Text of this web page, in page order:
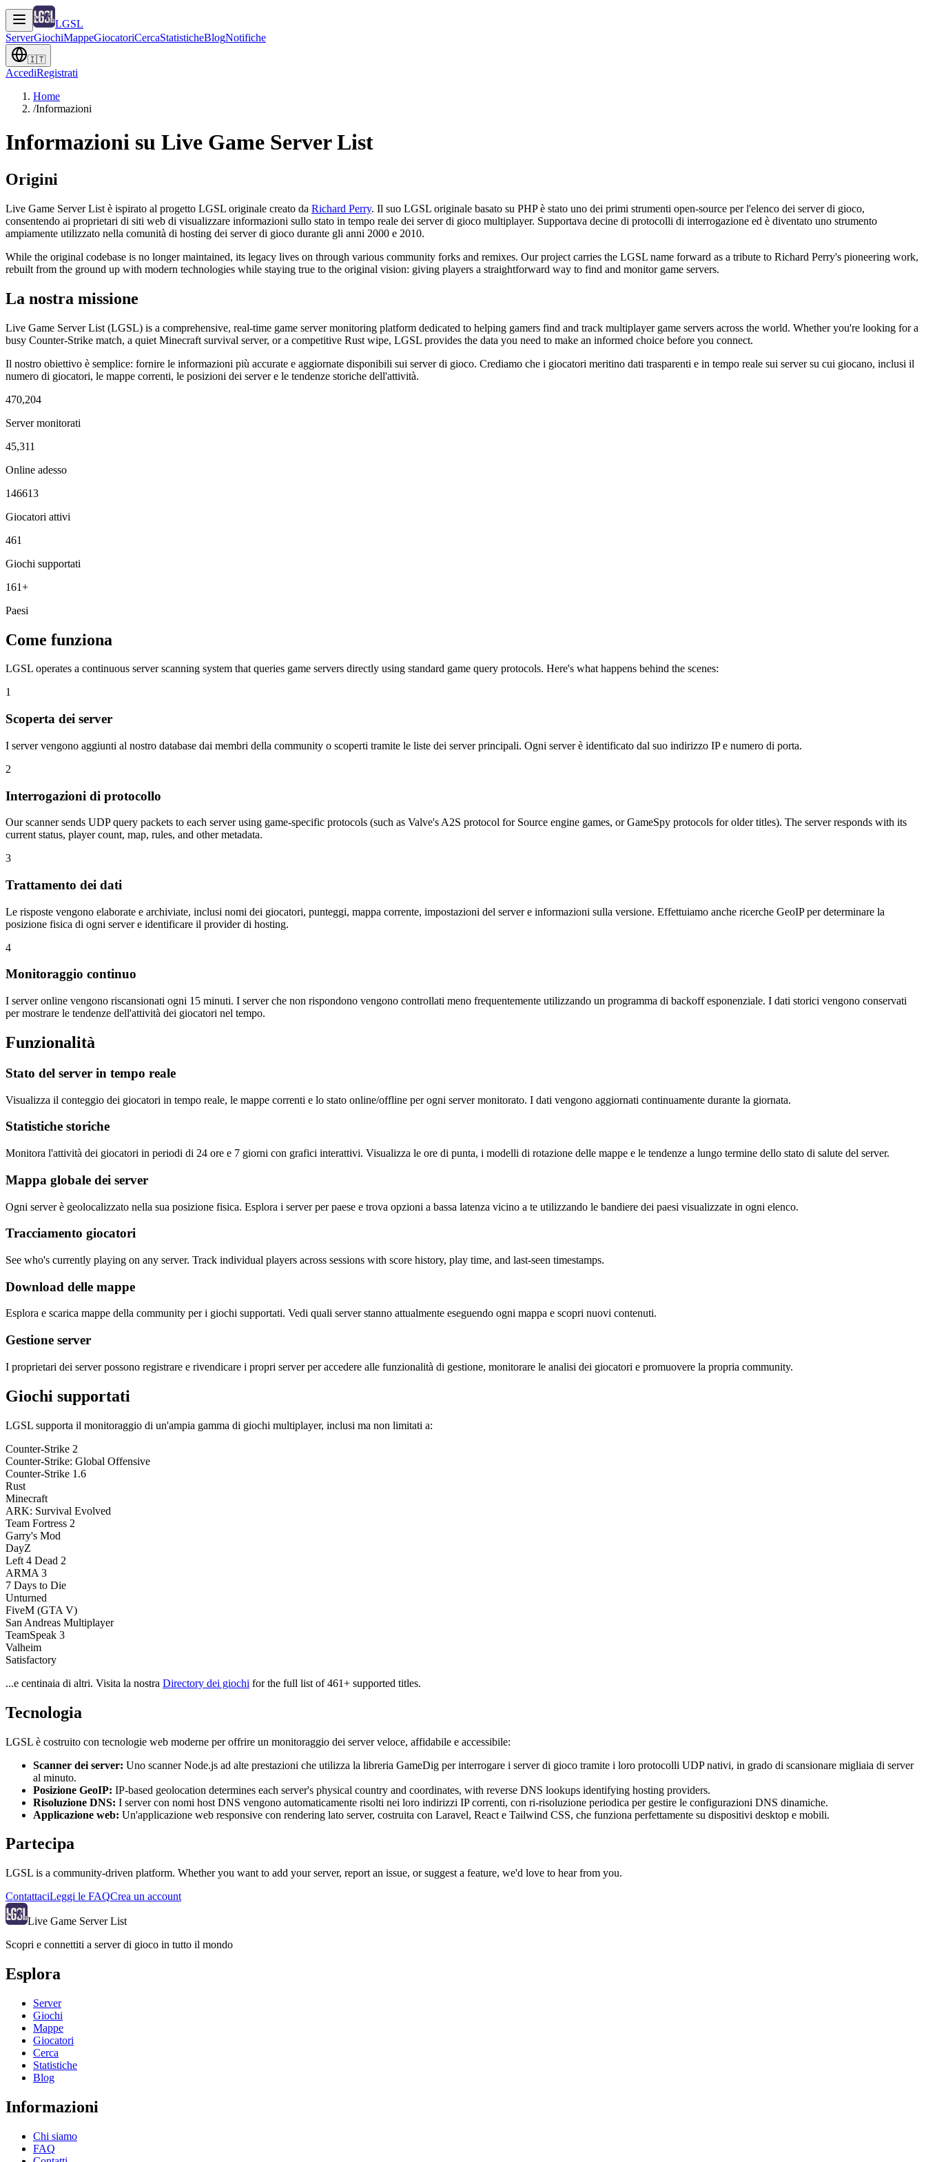
LGSL
ServerGiochiMappeGiocatoriCercaStatisticheBlogNotifiche
🇮🇹
AccediRegistrati
Home
/Informazioni
Informazioni su Live Game Server List
Origini
Live Game Server List è ispirato al progetto LGSL originale creato da Richard Perry. Il suo LGSL originale basato su PHP è stato uno dei primi strumenti open-source per l'elenco dei server di gioco,
consentendo ai proprietari di siti web di visualizzare informazioni sullo stato in tempo reale dei server di gioco multiplayer. Supportava decine di protocolli di interrogazione ed è diventato uno strumento
ampiamente utilizzato nella comunità di hosting dei server di gioco durante gli anni 2000 e 2010.
While the original codebase is no longer maintained, its legacy lives on through various community forks and remixes. Our project carries the LGSL name forward as a tribute to Richard Perry's pioneering work,
rebuilt from the ground up with modern technologies while staying true to the original vision: giving players a straightforward way to find and monitor game servers.
La nostra missione
Live Game Server List (LGSL) is a comprehensive, real-time game server monitoring platform dedicated to helping gamers find and track multiplayer game servers across the world. Whether you're looking for a
busy Counter-Strike match, a quiet Minecraft survival server, or a competitive Rust wipe, LGSL provides the data you need to make an informed choice before you connect.
Il nostro obiettivo è semplice: fornire le informazioni più accurate e aggiornate disponibili sui server di gioco. Crediamo che i giocatori meritino dati trasparenti e in tempo reale sui server su cui giocano, inclusi il
numero di giocatori, le mappe correnti, le posizioni dei server e le tendenze storiche dell'attività.
470,204
Server monitorati
45,311
Online adesso
146613
Giocatori attivi
461
Giochi supportati
161+
Paesi
Come funziona
LGSL operates a continuous server scanning system that queries game servers directly using standard game query protocols. Here's what happens behind the scenes:
1
Scoperta dei server
I server vengono aggiunti al nostro database dai membri della community o scoperti tramite le liste dei server principali. Ogni server è identificato dal suo indirizzo IP e numero di porta.
2
Interrogazioni di protocollo
Our scanner sends UDP query packets to each server using game-specific protocols (such as Valve's A2S protocol for Source engine games, or GameSpy protocols for older titles). The server responds with its
current status, player count, map, rules, and other metadata.
3
Trattamento dei dati
Le risposte vengono elaborate e archiviate, inclusi nomi dei giocatori, punteggi, mappa corrente, impostazioni del server e informazioni sulla versione. Effettuiamo anche ricerche GeoIP per determinare la
posizione fisica di ogni server e identificare il provider di hosting.
4
Monitoraggio continuo
I server online vengono riscansionati ogni 15 minuti. I server che non rispondono vengono controllati meno frequentemente utilizzando un programma di backoff esponenziale. I dati storici vengono conservati
per mostrare le tendenze dell'attività dei giocatori nel tempo.
Funzionalità
Stato del server in tempo reale
Visualizza il conteggio dei giocatori in tempo reale, le mappe correnti e lo stato online/offline per ogni server monitorato. I dati vengono aggiornati continuamente durante la giornata.
Statistiche storiche
Monitora l'attività dei giocatori in periodi di 24 ore e 7 giorni con grafici interattivi. Visualizza le ore di punta, i modelli di rotazione delle mappe e le tendenze a lungo termine dello stato di salute del server.
Mappa globale dei server
Ogni server è geolocalizzato nella sua posizione fisica. Esplora i server per paese e trova opzioni a bassa latenza vicino a te utilizzando le bandiere dei paesi visualizzate in ogni elenco.
Tracciamento giocatori
See who's currently playing on any server. Track individual players across sessions with score history, play time, and last-seen timestamps.
Download delle mappe
Esplora e scarica mappe della community per i giochi supportati. Vedi quali server stanno attualmente eseguendo ogni mappa e scopri nuovi contenuti.
Gestione server
I proprietari dei server possono registrare e rivendicare i propri server per accedere alle funzionalità di gestione, monitorare le analisi dei giocatori e promuovere la propria community.
Giochi supportati
LGSL supporta il monitoraggio di un'ampia gamma di giochi multiplayer, inclusi ma non limitati a:
Counter-Strike 2
Counter-Strike: Global Offensive
Counter-Strike 1.6
Rust
Minecraft
ARK: Survival Evolved
Team Fortress 2
Garry's Mod
DayZ
Left 4 Dead 2
ARMA 3
7 Days to Die
Unturned
FiveM (GTA V)
San Andreas Multiplayer
TeamSpeak 3
Valheim
Satisfactory
...e centinaia di altri. Visita la nostra Directory dei giochi for the full list of 461+ supported titles.
Tecnologia
LGSL è costruito con tecnologie web moderne per offrire un monitoraggio dei server veloce, affidabile e accessibile:
Scanner dei server: Uno scanner Node.js ad alte prestazioni che utilizza la libreria GameDig per interrogare i server di gioco tramite i loro protocolli UDP nativi, in grado di scansionare migliaia di server
al minuto.
Posizione GeoIP: IP-based geolocation determines each server's physical country and coordinates, with reverse DNS lookups identifying hosting providers.
Risoluzione DNS: I server con nomi host DNS vengono automaticamente risolti nei loro indirizzi IP correnti, con ri-risoluzione periodica per gestire le configurazioni DNS dinamiche.
Applicazione web: Un'applicazione web responsive con rendering lato server, costruita con Laravel, React e Tailwind CSS, che funziona perfettamente su dispositivi desktop e mobili.
Partecipa
LGSL is a community-driven platform. Whether you want to add your server, report an issue, or suggest a feature, we'd love to hear from you.
ContattaciLeggi le FAQCrea un account
Live Game Server List
Scopri e connettiti a server di gioco in tutto il mondo
Esplora
Server
Giochi
Mappe
Giocatori
Cerca
Statistiche
Blog
Informazioni
Chi siamo
FAQ